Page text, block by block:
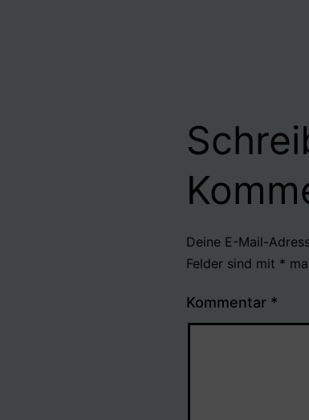
Deine E-Mail-
Felder sind mit *
Kommentar *